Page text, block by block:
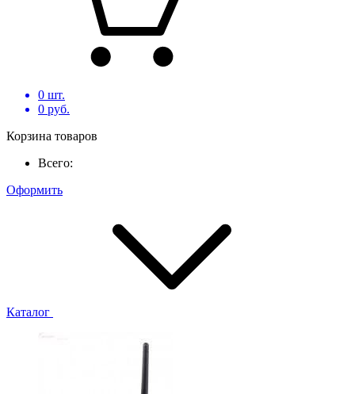
0 шт.
0 руб.
Корзина товаров
Всего:
Оформить
Каталог